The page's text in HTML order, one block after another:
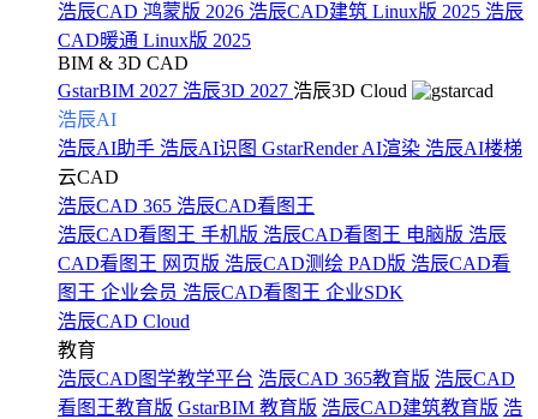
浩辰CAD 鸿蒙版 2026 浩辰CAD建筑 Linux版 2025 浩辰
CAD暖通 Linux版 2025
BIM & 3D CAD
GstarBIM 2027 浩辰3D 2027 浩辰3D Cloud
浩辰AI
浩辰AI助手 浩辰AI识图 GstarRender AI渲染 浩辰AI楼梯
云CAD
浩辰CAD 365 浩辰CAD看图王
浩辰CAD看图王 手机版 浩辰CAD看图王 电脑版 浩辰
CAD看图王 网页版 浩辰CAD测绘 PAD版 浩辰CAD看
图王 企业会员 浩辰CAD看图王 企业SDK
浩辰CAD Cloud
教育
浩辰CAD图学教学平台 浩辰CAD 365教育版 浩辰CAD
看图王教育版 GstarBIM 教育版 浩辰CAD建筑教育版 浩